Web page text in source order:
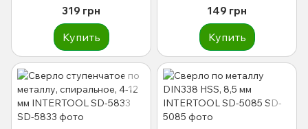
319 грн
Купить
149 грн
Купить